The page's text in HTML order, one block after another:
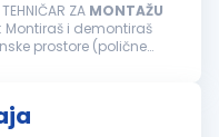
ZA MONTAŽU
prostore (polične